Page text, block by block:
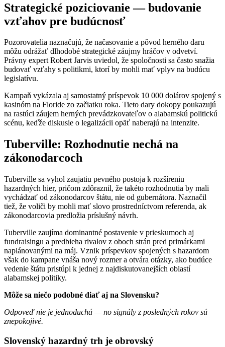
Strategické poziciovanie — budovanie
vzťahov pre budúcnosť
Pozorovatelia naznačujú, že načasovanie a pôvod herného daru
môžu odrážať dlhodobé strategické záujmy hráčov v odvetví.
Právny expert Robert Jarvis uviedol, že spoločnosti sa často snažia
budovať vzťahy s politikmi, ktorí by mohli mať vplyv na budúcu
legislatívu.
Kampaň vykázala aj samostatný príspevok 10 000 dolárov spojený s
kasinóm na Floride zo začiatku roka. Tieto dary dokopy poukazujú
na rastúci záujem herných prevádzkovateľov o alabamskú politickú
scénu, keďže diskusie o legalizácii opäť naberajú na intenzite.
Tuberville: Rozhodnutie nechá na
zákonodarcoch
Tuberville sa vyhol zaujatiu pevného postoja k rozšíreniu
hazardných hier, pričom zdôraznil, že takéto rozhodnutia by mali
vychádzať od zákonodarcov štátu, nie od gubernátora. Naznačil
tiež, že voliči by mohli mať slovo prostredníctvom referenda, ak
zákonodarcovia predložia príslušný návrh.
Tuberville zaujíma dominantné postavenie v prieskumoch aj
fundraisingu a predbieha rivalov z oboch strán pred primárkami
naplánovanými na máj. Vznik príspevkov spojených s hazardom
však do kampane vnáša nový rozmer a otvára otázky, ako budúce
vedenie štátu pristúpi k jednej z najdiskutovanejších oblastí
alabamskej politiky.
Môže sa niečo podobné diať aj na Slovensku?
Odpoveď nie je jednoduchá — no signály z posledných rokov sú
znepokojivé.
Slovenský hazardný trh je obrovský